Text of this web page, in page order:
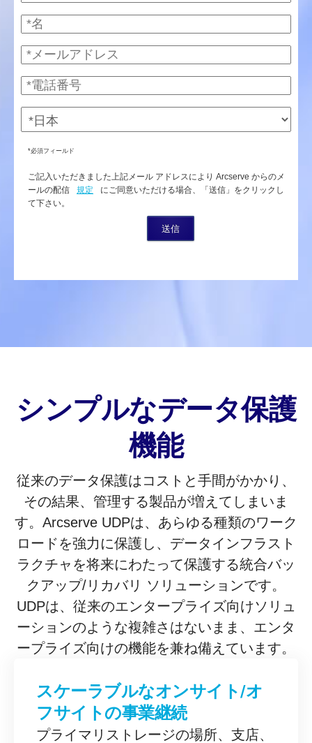
*必須フィールド
ご記入いただきました上記メール アドレスにより Arcserve からのメ
ールの配信
規定
にご同意いただける場合、「送信」をクリックし
て下さい。
送信
シンプルなデータ保護
機能
従来のデータ保護はコストと手間がかかり、
その結果、管理する製品が増えてしまいま
す。Arcserve UDPは、あらゆる種類のワーク
ロードを強力に保護し、データインフラスト
ラクチャを将来にわたって保護する統合バッ
クアップ/リカバリ ソリューションです。
UDPは、従来のエンタープライズ向けソリュ
ーションのような複雑さはないまま、エンタ
ープライズ向けの機能を兼ね備えています。
スケーラブルなオンサイト/オ
フサイトの事業継続
プライマリストレージの場所、支店、